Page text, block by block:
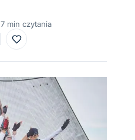
7 min czytania
Do ulubionych